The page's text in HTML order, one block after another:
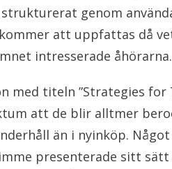
genom
att uppfattas då
intresserade åhörarna.
med titeln ”Strategies
att de blir alltmer
än i nyinköp.
presenterade sitt